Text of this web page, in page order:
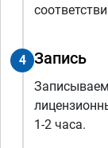
4 Запись
1-2 часа.